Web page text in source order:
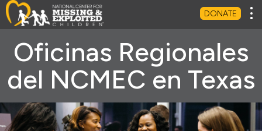
DONATE
Oficinas Regionales
del NCMEC en Texas